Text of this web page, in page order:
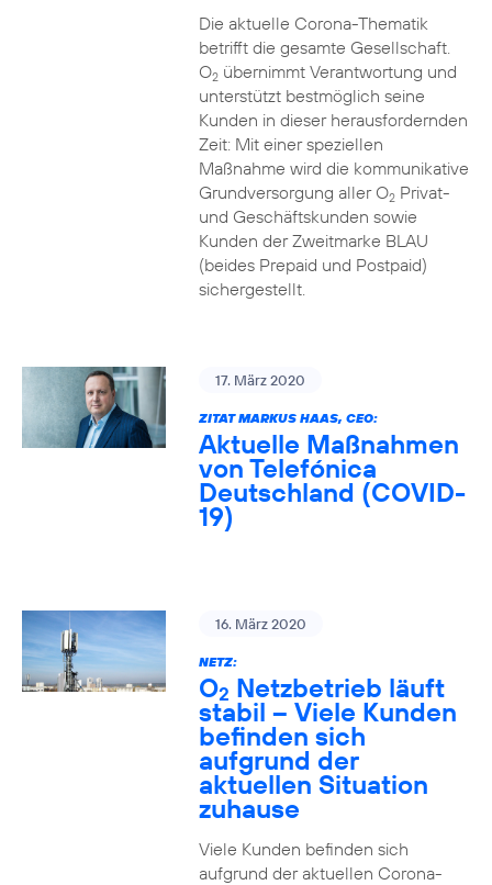
Die aktuelle Corona-Thematik
betrifft die gesamte Gesellschaft.
O2übernimmt Verantwortung und
unterstützt bestmöglich seine
Kunden in dieser herausfordernden
Zeit: Mit einer speziellen
Maßnahme wird die kommunikative
Grundversorgung aller O2Privat-
und Geschäftskunden sowie
Kunden der Zweitmarke BLAU
(beides Prepaid und Postpaid)
sichergestellt.
17. März 2020
ZITAT MARKUS HAAS, CEO:
Aktuelle Maßnahmen
von Telefónica
Deutschland (COVID-
19)
16. März 2020
NETZ:
O2 Netzbetrieb läuft
stabil – Viele Kunden
befinden sich
aufgrund der
aktuellen Situation
zuhause
Viele Kunden befinden sich
aufgrund der aktuellen Corona-